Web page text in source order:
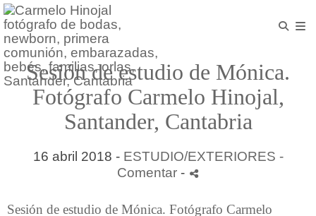
Sesión de estudio de Mónica.
Fotógrafo Carmelo Hinojal,
Santander, Cantabria
16 abril 2018 - ESTUDIO/EXTERIORES -
Comentar -
Sesión de estudio de Mónica. Fotógrafo Carmelo